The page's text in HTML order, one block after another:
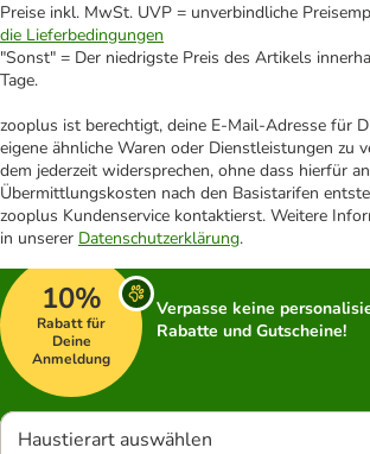
Preise inkl. MwSt. UVP = unverbindliche
die Lieferbedingungen
"Sonst" = Der niedrigste Preis des Artikels
Tage.
zooplus ist berechtigt, deine E-Mail-Adresse für
eigene ähnliche Waren oder Dienstleistungen zu
dem jederzeit widersprechen, ohne dass hierfür
Übermittlungskosten nach den Basistarifen
zooplus Kundenservice kontaktierst. Weitere
in unserer Datenschutzerklärung.
10%
Rabatt für
Deine
Anmeldung
Verpasse keine
Rabatte und Gutscheine!
Haustierart auswählen